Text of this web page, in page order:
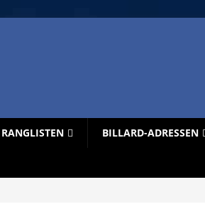
BILLARD-ADRESSEN